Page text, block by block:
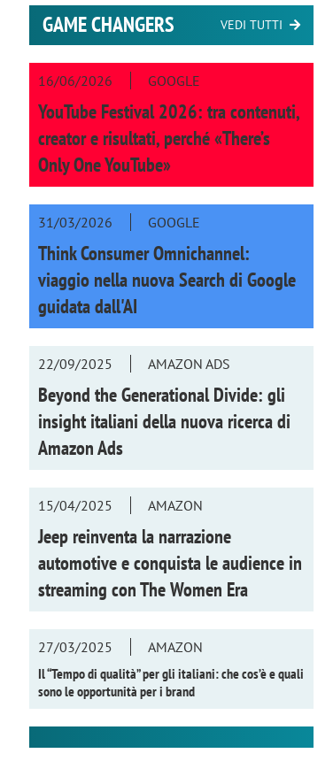
GAME CHANGERS VEDI TUTTI
16/06/2026 GOOGLE
YouTube Festival 2026: tra contenuti,
creator e risultati, perché «There’s
Only One YouTube»
31/03/2026 GOOGLE
Think Consumer Omnichannel:
viaggio nella nuova Search di Google
guidata dall'AI
22/09/2025 AMAZON ADS
Beyond the Generational Divide: gli
insight italiani della nuova ricerca di
Amazon Ads
15/04/2025 AMAZON
Jeep reinventa la narrazione
automotive e conquista le audience in
streaming conThe Women Era
27/03/2025
AMAZON
Il “Tempo di qualità” per gli italiani: che cos’è e quali
sono le opportunità per i brand